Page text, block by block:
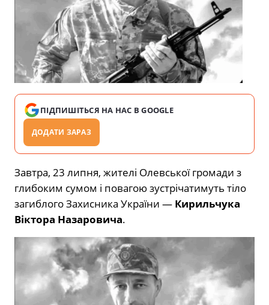
ПІДПИШІТЬСЯ НА НАС В GOOGLE
ДОДАТИ ЗАРАЗ
Завтра, 23 липня, жителі Олевської громади з
глибоким сумом і повагою зустрічатимуть тіло
загиблого Захисника України — Кирильчука
Віктора Назаровича.